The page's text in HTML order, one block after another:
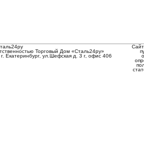
Торговый Дом «Сталь24ру»
Екатеринбург, ул.Шефская д. 3 г, офис 406